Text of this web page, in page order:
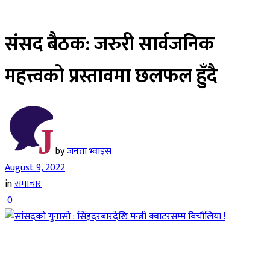
संसद बैठक: जरुरी सार्वजनिक
महत्त्वको प्रस्तावमा छलफल हुँदै
byजनता भ्वाइस
August 9, 2022
inसमाचार
0